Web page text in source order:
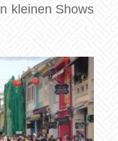
kleinen Shows